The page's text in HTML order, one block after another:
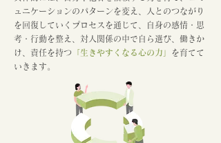
ュニケーションのパターンを変え、人とのつながり
を回復していくプロセスを通じて、自身の感情・思
考・行動を整え、対人関係の中で自ら選び、働きか
け、責任を持つ 「生きやすくなる心の力」
を育てて
いきます。